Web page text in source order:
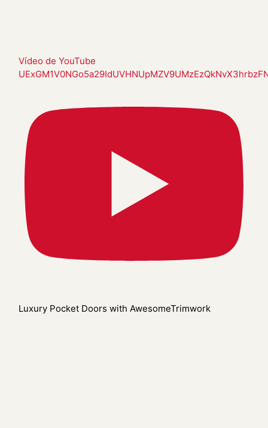
Vídeo de YouTube
Luxury Pocket Doors with AwesomeTrimwork